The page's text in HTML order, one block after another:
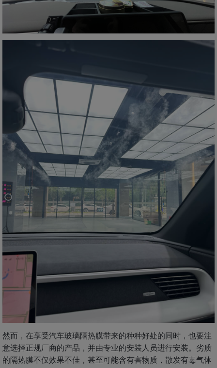
然而，在享受汽车玻璃隔热膜带来的种种好处的同时，也要注
意选择正规厂商的产品，并由专业的安装人员进行安装。劣质
的隔热膜不仅效果不佳，甚至可能含有害物质，散发有毒气体